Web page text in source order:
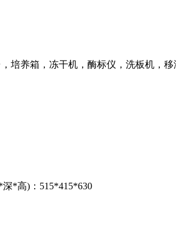
培养箱，冻干机，酶标仪，洗板机，
*高)：515*415*630